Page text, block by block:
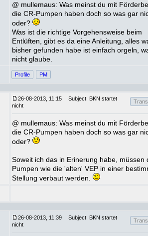
@ mullemaus: Was meinst du mit
die CR-Pumpen haben doch so was gar
oder?
Was ist die richtige Vorgehensweise beim
Entlüften, gibt es da eine Anleitung, alles
bisher gefunden habe ist einfach orgeln,
nicht glaube.
Profile PM
26-08-2013, 11:15
Subject: BKN startet
nicht
@ mullemaus: Was meinst du mit
die CR-Pumpen haben doch so was gar
oder?
Soweit ich das in Erinerung habe, müssen
Pumpen wie die 'alten' VEP in einer
Stellung verbaut werden.
26-08-2013, 11:39
Subject: BKN startet
nicht